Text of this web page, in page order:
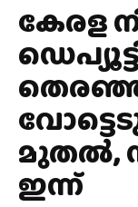
കേരള
മുതൽ,
ഇന്ന്